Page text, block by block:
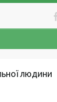
людини